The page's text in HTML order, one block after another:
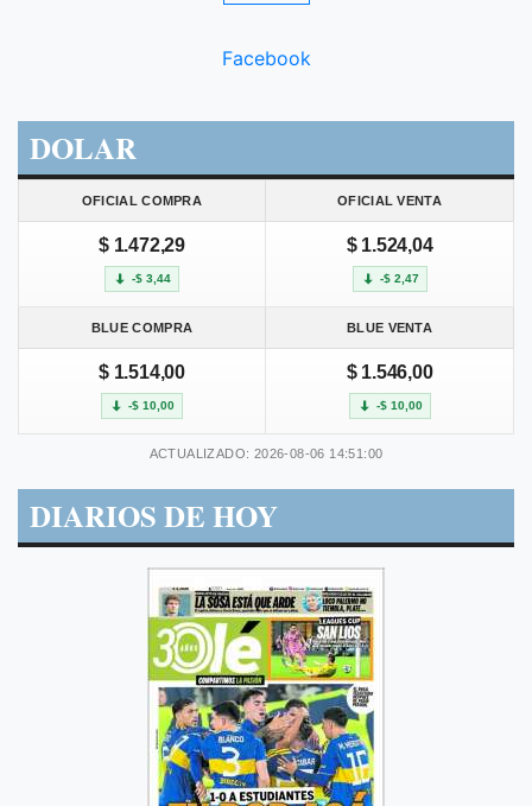
Facebook
DOLAR
OFICIAL COMPRA OFICIAL VENTA
$ 1.472,29
-$ 3,44
$ 1.524,04
-$ 2,47
BLUE COMPRA BLUE VENTA
$ 1.514,00
-$ 10,00
$ 1.546,00
-$ 10,00
ACTUALIZADO: 2026-08-06 14:51:00
DIARIOS DE HOY